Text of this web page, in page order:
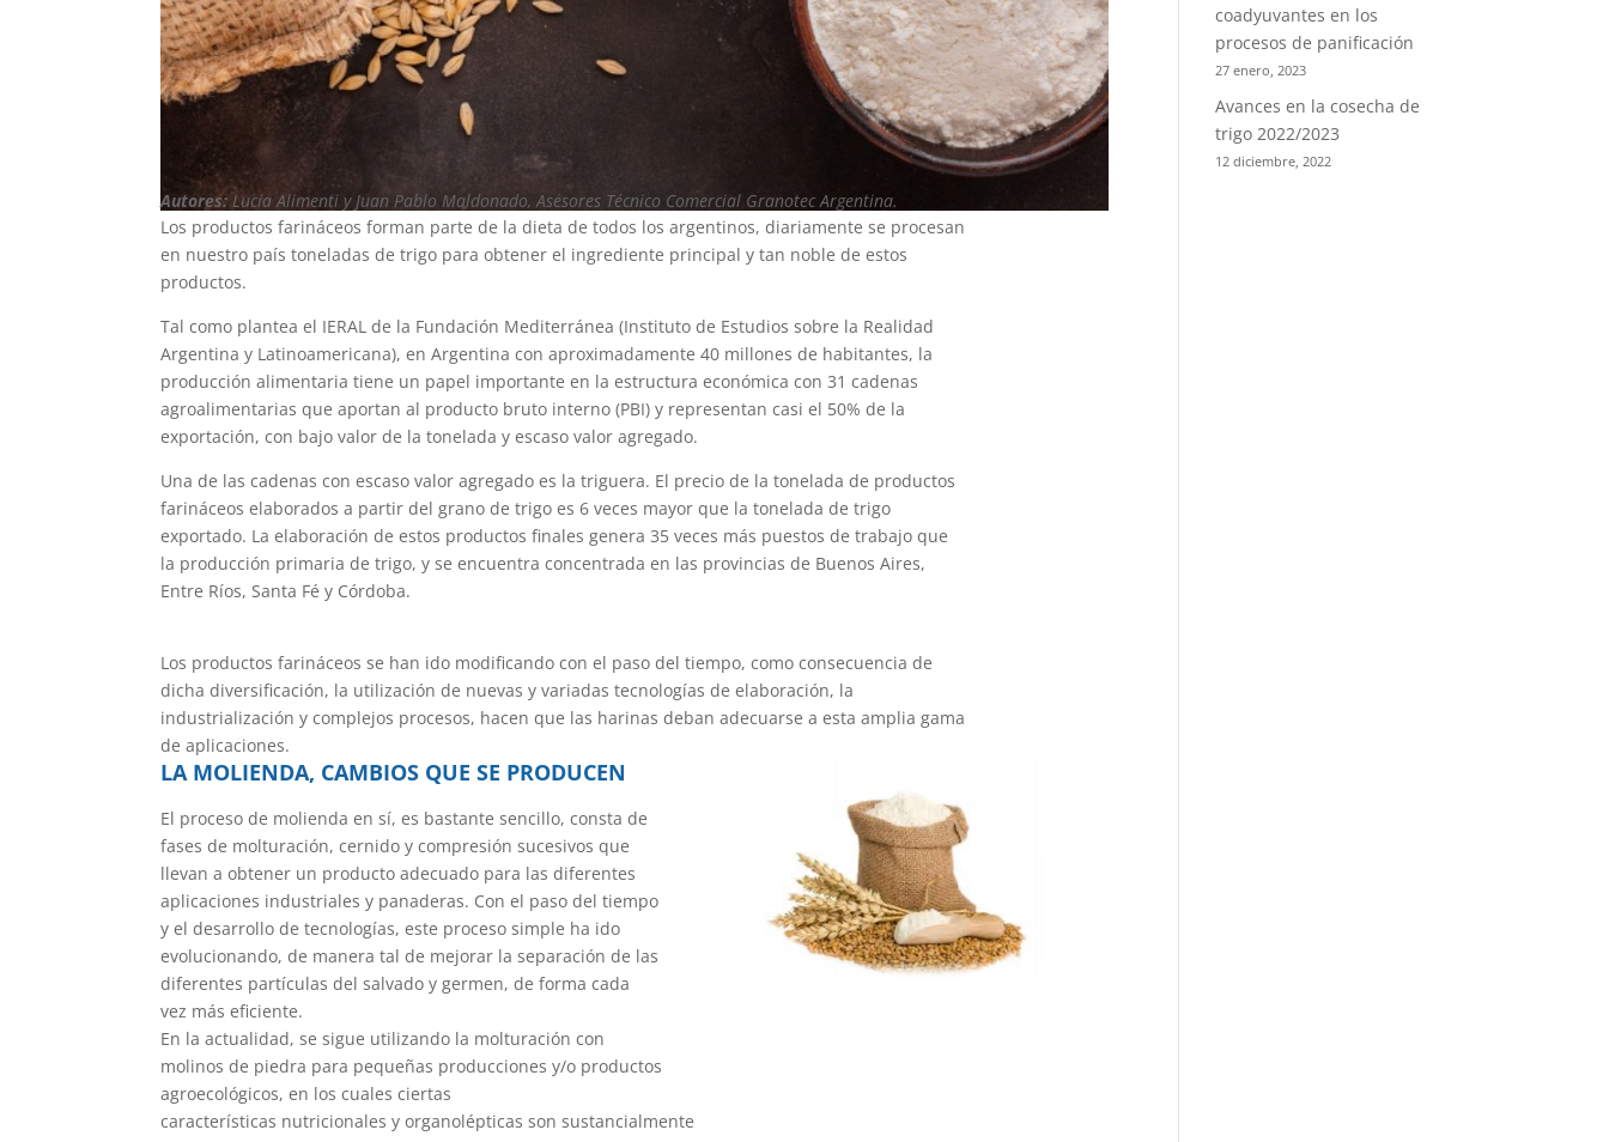
Autores: Lucía Alimenti y Juan Pablo Maldonado, Asesores Técnico Comercial Granotec Argentina.
Los productos farináceos forman parte de la dieta de todos los argentinos, diariamente se procesan
en nuestro país toneladas de trigo para obtener el ingrediente principal y tan noble de estos
productos.
Tal como plantea el IERAL de la Fundación Mediterránea (Instituto de Estudios sobre la Realidad
Argentina y Latinoamericana), en Argentina con aproximadamente 40 millones de habitantes, la
producción alimentaria tiene un papel importante en la estructura económica con 31 cadenas
agroalimentarias que aportan al producto bruto interno (PBI) y representan casi el 50% de la
exportación, con bajo valor de la tonelada y escaso valor agregado.
Una de las cadenas con escaso valor agregado es la triguera. El precio de la tonelada de productos
farináceos elaborados a partir del grano de trigo es 6 veces mayor que la tonelada de trigo
exportado. La elaboración de estos productos finales genera 35 veces más puestos de trabajo que
la producción primaria de trigo, y se encuentra concentrada en las provincias de Buenos Aires,
Entre Ríos, Santa Fé y Córdoba.
Los productos farináceos se han ido modificando con el paso del tiempo, como consecuencia de
dicha diversificación, la utilización de nuevas y variadas tecnologías de elaboración, la
industrialización y complejos procesos, hacen que las harinas deban adecuarse a esta amplia gama
de aplicaciones.
LA MOLIENDA, CAMBIOS QUE SE PRODUCEN
El proceso de molienda en sí, es bastante sencillo, consta de
fases de molturación, cernido y compresión sucesivos que
llevan a obtener un producto adecuado para las diferentes
aplicaciones industriales y panaderas. Con el paso del tiempo
y el desarrollo de tecnologías, este proceso simple ha ido
evolucionando, de manera tal de mejorar la separación de las
diferentes partículas del salvado y germen, de forma cada
vez más eficiente.
En la actualidad, se sigue utilizando la molturación con
molinos de piedra para pequeñas producciones y/o productos
agroecológicos, en los cuales ciertas
características nutricionales y organolépticas son sustancialmente
coadyuvantes en los
procesos de panificación
27 enero, 2023
Avances en la cosecha de
trigo 2022/2023
12 diciembre, 2022